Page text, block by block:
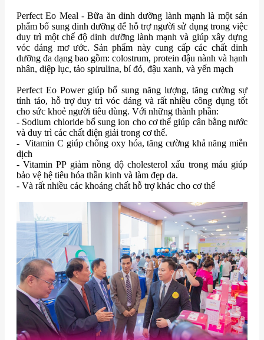
Perfect Eo Meal - Bữa ăn dinh dưỡng lành mạnh là một sản
phẩm bổ sung dinh dưỡng để hỗ trợ người sử dụng trong việc
duy trì một chế độ dinh dưỡng lành mạnh và giúp xây dựng
vóc dáng mơ ước. Sản phẩm này cung cấp các chất dinh
dưỡng đa dạng bao gồm: colostrum, protein đậu nành và hạnh
nhân, diệp lục, tảo spirulina, bí đỏ, đậu xanh, và yến mạch
Perfect Eo Power giúp bổ sung năng lượng, tăng cường sự
tỉnh táo, hỗ trợ duy trì vóc dáng và rất nhiều công dụng tốt
cho sức khoẻ người tiêu dùng. Với những thành phần:
- Sodium chloride bổ sung ion cho cơ thể giúp cân bằng nước
và duy trì các chất điện giải trong cơ thể.
- Vitamin C giúp chống oxy hóa, tăng cường khả năng miễn
dịch
- Vitamin PP giảm nồng độ cholesterol xấu trong máu giúp
bảo vệ hệ tiêu hóa thần kinh và làm đẹp da.
- Và rất nhiều các khoáng chất hỗ trợ khác cho cơ thể